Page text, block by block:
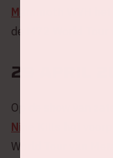
Mammoth WVH
de M72 World Tour
29 april
Op de show van
Nine Kills
World Tour van